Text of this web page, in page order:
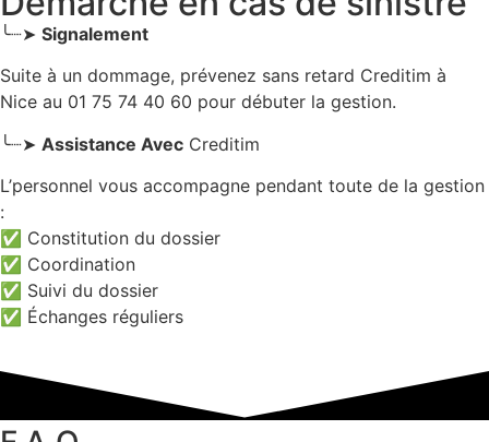
╰┈➤ Signalement
Suite à un dommage, prévenez sans retard Creditim à
Nice au 01 75 74 40 60 pour débuter la gestion.
╰┈➤ Assistance Avec Creditim
L’personnel vous accompagne pendant toute de la gestion
:
✅ Constitution du dossier
✅ Coordination
✅ Suivi du dossier
✅ Échanges réguliers